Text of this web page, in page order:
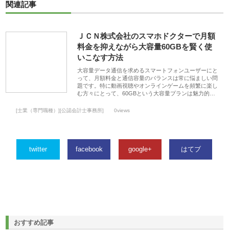
関連記事
ＪＣＮ株式会社のスマホドクターで月額
料金を抑えながら大容量60GBを賢く使
いこなす方法
大容量データ通信を求めるスマートフォンユーザーにと
って、月額料金と通信容量のバランスは常に悩ましい問
題です。特に動画視聴やオンラインゲームを頻繁に楽し
む方々にとって、60GBという大容量プランは魅力的…
[士業（専門職種）][公認会計士事務所] 0views
twitter facebook google+ はてブ
おすすめ記事